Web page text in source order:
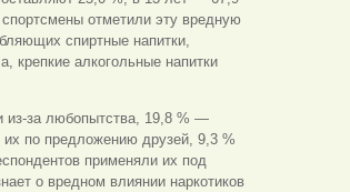
отметили эту вредную
спиртные напитки,
крепкие алкогольные напитки
из-за любопытства, 19,8 % —
по предложению друзей, 9,3 %
применяли их под
о вредном влиянии наркотиков